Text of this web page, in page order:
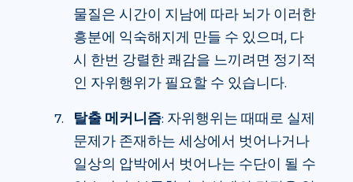
물질은 시간이 지남에 따라 뇌가 이러한
흥분에 익숙해지게 만들 수 있으며, 다
시 한번 강렬한 쾌감을 느끼려면 정기적
인 자위행위가 필요할 수 있습니다.
탈출 메커니즘: 자위행위는 때때로 실제
문제가 존재하는 세상에서 벗어나거나
일상의 압박에서 벗어나는 수단이 될 수